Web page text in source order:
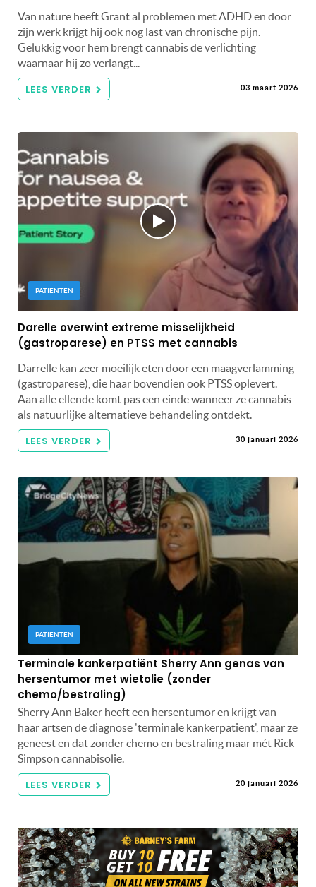
Van nature heeft Grant al problemen met ADHD en door
zijn werk krijgt hij ook nog last van chronische pijn.
Gelukkig voor hem brengt cannabis de verlichting
waarnaar hij zo verlangt...
LEES VERDER 03 maart 2026
PATIËNTEN
Darelle overwint extreme misselijkheid
(gastroparese) en PTSS met cannabis
Darrelle kan zeer moeilijk eten door een maagverlamming
(gastroparese), die haar bovendien ook PTSS oplevert.
Aan alle ellende komt pas een einde wanneer ze cannabis
als natuurlijke alternatieve behandeling ontdekt.
LEES VERDER 30 januari 2026
PATIËNTEN
Terminale kankerpatiënt Sherry Ann genas van
hersentumor met wietolie (zonder
chemo/bestraling)
Sherry Ann Baker heeft een hersentumor en krijgt van
haar artsen de diagnose 'terminale kankerpatiënt', maar ze
geneest en dat zonder chemo en bestraling maar mét Rick
Simpson cannabisolie.
LEES VERDER 20 januari 2026